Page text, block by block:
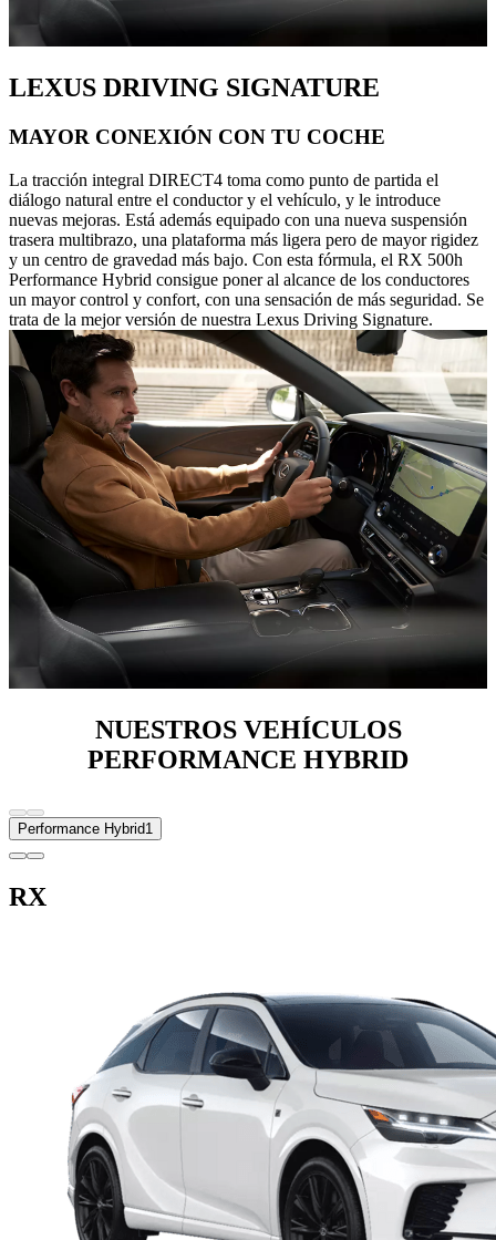
LEXUS DRIVING SIGNATURE
MAYOR CONEXIÓN CON TU COCHE
La tracción integral DIRECT4 toma como punto de partida el
diálogo natural entre el conductor y el vehículo, y le introduce
nuevas mejoras. Está además equipado con una nueva suspensión
trasera multibrazo, una plataforma más ligera pero de mayor rigidez
y un centro de gravedad más bajo. Con esta fórmula, el RX 500h
Performance Hybrid consigue poner al alcance de los conductores
un mayor control y confort, con una sensación de más seguridad. Se
trata de la mejor versión de nuestra Lexus Driving Signature.
NUESTROS VEHÍCULOS
PERFORMANCE HYBRID
Performance Hybrid1
RX